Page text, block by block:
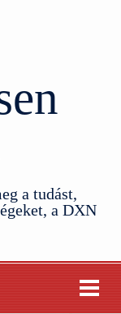
a tudást,
a DXN